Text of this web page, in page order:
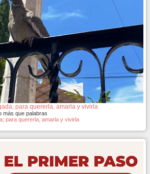
para quererla, amarla y vivirla
más que palabras
para quererla, amarla y vivirla